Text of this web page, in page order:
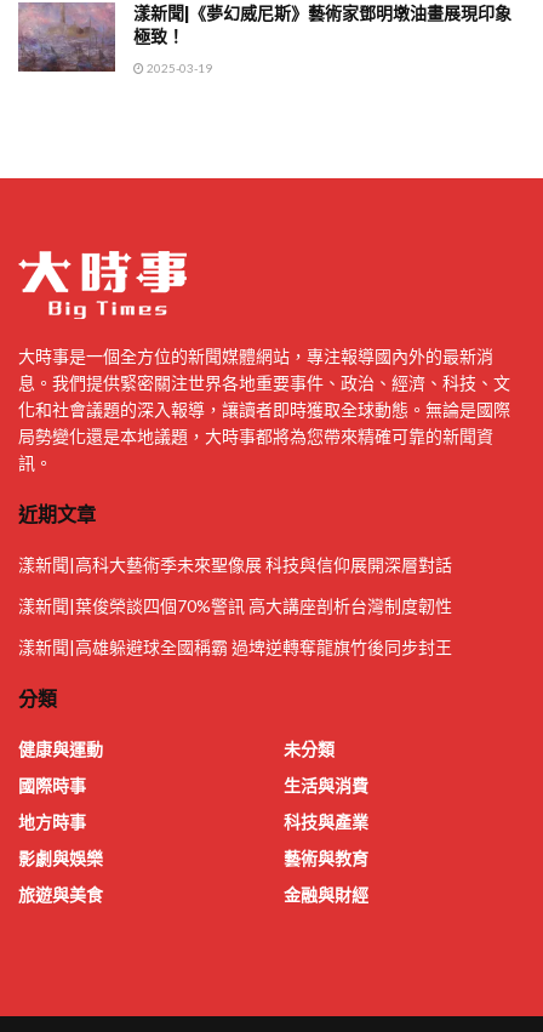
漾新聞|《夢幻威尼斯》藝術家鄧明墩油畫展現印象
極致！
2025-03-19
大時事是一個全方位的新聞媒體網站，專注報導國內外的最新消
息。我們提供緊密關注世界各地重要事件、政治、經濟、科技、文
化和社會議題的深入報導，讓讀者即時獲取全球動態。無論是國際
局勢變化還是本地議題，大時事都將為您帶來精確可靠的新聞資
訊。
近期文章
漾新聞|高科大藝術季未來聖像展 科技與信仰展開深層對話
漾新聞|葉俊榮談四個70%警訊 高大講座剖析台灣制度韌性
漾新聞|高雄躲避球全國稱霸 過埤逆轉奪龍旗竹後同步封王
分類
健康與運動
國際時事
地方時事
影劇與娛樂
旅遊與美食
未分類
生活與消費
科技與產業
藝術與教育
金融與財經